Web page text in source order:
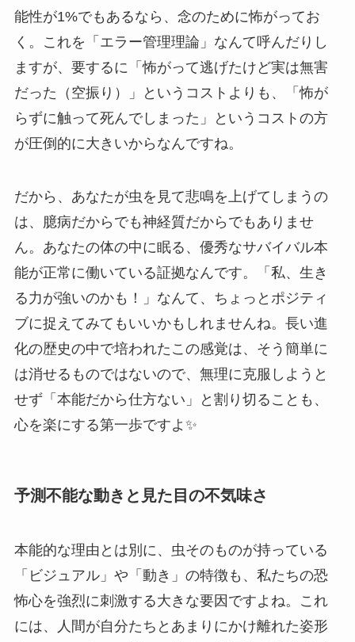
能性が1%でもあるなら、念のために怖がってお
く。これを「エラー管理理論」なんて呼んだりし
ますが、要するに「怖がって逃げたけど実は無害
だった（空振り）」というコストよりも、「怖が
らずに触って死んでしまった」というコストの方
が圧倒的に大きいからなんですね。
だから、あなたが虫を見て悲鳴を上げてしまうの
は、臆病だからでも神経質だからでもありませ
ん。あなたの体の中に眠る、優秀なサバイバル本
能が正常に働いている証拠なんです。「私、生き
る力が強いのかも！」なんて、ちょっとポジティ
ブに捉えてみてもいいかもしれませんね。長い進
化の歴史の中で培われたこの感覚は、そう簡単に
は消せるものではないので、無理に克服しようと
せず「本能だから仕方ない」と割り切ることも、
心を楽にする第一歩ですよ✨
予測不能な動きと見た目の不気味さ
本能的な理由とは別に、虫そのものが持っている
「ビジュアル」や「動き」の特徴も、私たちの恐
怖心を強烈に刺激する大きな要因ですよね。これ
には、人間が自分たちとあまりにかけ離れた姿形